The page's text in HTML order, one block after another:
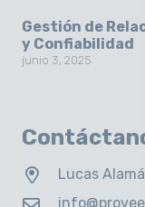
Gestión de
y Confiabilidad
junio 3, 2025
Lucas